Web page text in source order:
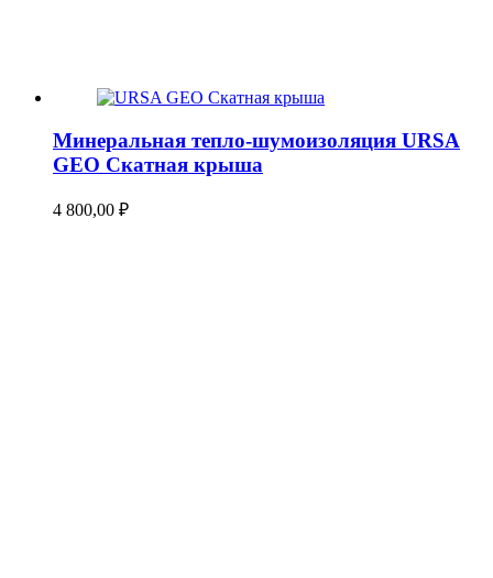
Минеральная тепло-шумоизоляция URSA
GEO Скатная крыша
4 800,00 ₽